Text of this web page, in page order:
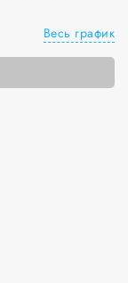
Весь график